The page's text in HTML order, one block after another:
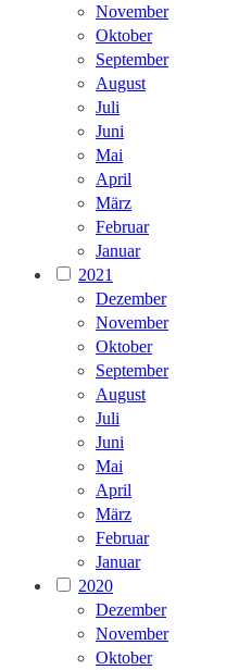
November
Oktober
September
August
Juli
Juni
Mai
April
März
Februar
Januar
2021
Dezember
November
Oktober
September
August
Juli
Juni
Mai
April
März
Februar
Januar
2020
Dezember
November
Oktober